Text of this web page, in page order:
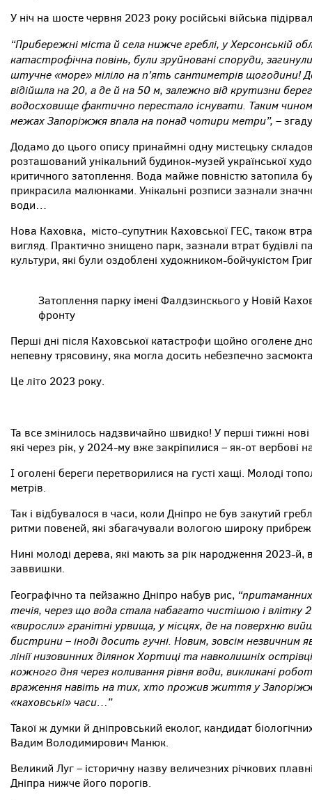
У ніч на шосте червня 2023 року російські війська
“Прибережні міста й села нижче греблі, у Херсонській
катастрофічна повінь, були зруйновані споруди,
штучне «море» міліло на п’ять сантиметрів щогодини!
відійшла на 20, а де й на 50 м, залежно від крутизни
водосховище фактично перестало існувати. Таким
межах Запоріжжя впала на понад чотири метри”, –
Додамо до цього опису принаймні одну мистецьку
розташований унікальний будинок-музей української
критичного затоплення. Вода майже повністю затопила
прикрасила малюнками. Унікальні розписи зазнали
води…
Нова Каховка, місто-супутник Каховської ГЕС, також
вигляд. Практично знищено парк, зазнали втрат будівлі
культури, які були оздоблені художником-бойчукістом
Затоплення парку імені Фалдзинскього у Новій
фронту
Перші дні після Каховської катастрофи щойно оголене
непевну трясовину, яка могла досить небезпечно
Це літо 2023 року.
Та все змінилось надзвичайно швидко! У перші тижні
які через рік, у 2024-му вже закріпилися – як-от вербові
І оголені береги перетворилися на густі хащі. Молоді
метрів.
Так і відбувалося в часи, коли Дніпро не був закутий
ритми повеней, які збагачували вологою широку
Нині молоді дерева, які мають за рік народження 2023-й,
заввишки.
Географічно та пейзажно Дніпро набув рис,
течія, через що вода стала набагато чистішою і
«виросли» гранітні урвища, у місцях, де на поверхню
бистрини – іноді досить гучні. Новим, зовсім незвичним
лінії низовинних ділянок Хортиці та навколишніх
кожного дня через коливання рівня води, викликані
враження навіть на тих, хто прожив життя у
«каховські» часи…”
Такої ж думки й дніпровський еколог, кандидат
Вадим Володимирович Манюк.
Великий Луг – історичну назву величезних річкових
Дніпра нижче його порогів.